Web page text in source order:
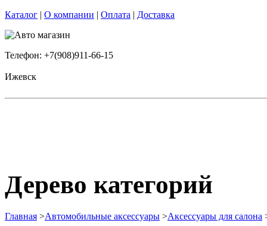
Каталог | О компании | Оплата | Доставка
Телефон: +7(908)911-66-15
Ижевск
Дерево категорий
Главная >Автомобильные аксессуары >Аксессуары для салона